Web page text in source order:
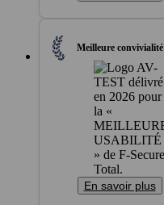
Meilleure convivialité
En savoir plus